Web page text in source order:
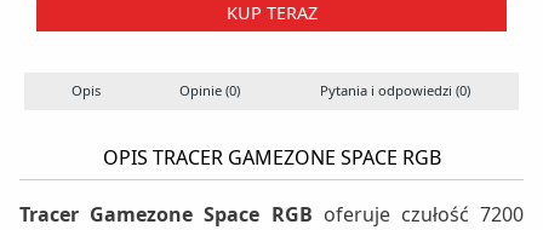
KUP TERAZ
Opis Opinie (0) Pytania i odpowiedzi (0)
OPIS TRACER GAMEZONE SPACE RGB
Tracer Gamezone Space RGB oferuje czułość 7200